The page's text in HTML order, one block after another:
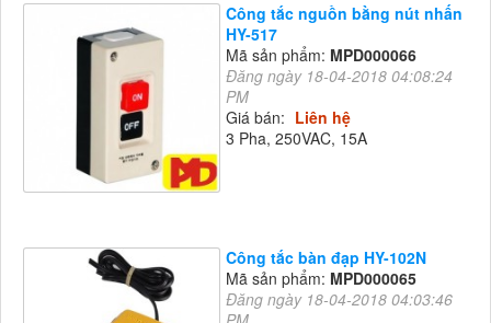
Công tắc nguồn bằng nút nhấn
HY-517
Mã sản phẩm: MPD000066
Đăng ngày 18-04-2018 04:08:24
PM
Giá bán: Liên hệ
3 Pha, 250VAC, 15A
Công tắc bàn đạp HY-102N
Mã sản phẩm: MPD000065
Đăng ngày 18-04-2018 04:03:46